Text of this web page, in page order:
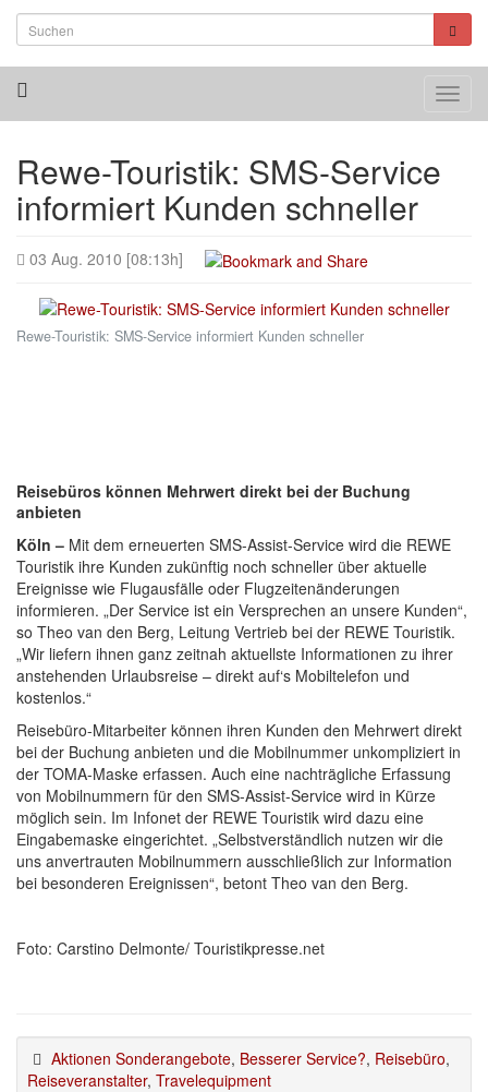
Rewe-Touristik: SMS-Service
informiert Kunden schneller
03 Aug. 2010 [08:13h]
Rewe-Touristik: SMS-Service informiert Kunden schneller
Reisebüros können Mehrwert direkt bei der Buchung
anbieten
Köln – Mit dem erneuerten SMS-Assist-Service wird die REWE
Touristik ihre Kunden zukünftig noch schneller über aktuelle
Ereignisse wie Flugausfälle oder Flugzeitenänderungen
informieren. „Der Service ist ein Versprechen an unsere Kunden“,
so Theo van den Berg, Leitung Vertrieb bei der REWE Touristik.
„Wir liefern ihnen ganz zeitnah aktuellste Informationen zu ihrer
anstehenden Urlaubsreise – direkt auf‘s Mobiltelefon und
kostenlos.“
Reisebüro-Mitarbeiter können ihren Kunden den Mehrwert direkt
bei der Buchung anbieten und die Mobilnummer unkompliziert in
der TOMA-Maske erfassen. Auch eine nachträgliche Erfassung
von Mobilnummern für den SMS-Assist-Service wird in Kürze
möglich sein. Im Infonet der REWE Touristik wird dazu eine
Eingabemaske eingerichtet. „Selbstverständlich nutzen wir die
uns anvertrauten Mobilnummern ausschließlich zur Information
bei besonderen Ereignissen“, betont Theo van den Berg.
Foto: Carstino Delmonte/ Touristikpresse.net
Aktionen Sonderangebote, Besserer Service?, Reisebüro,
Reiseveranstalter, Travelequipment